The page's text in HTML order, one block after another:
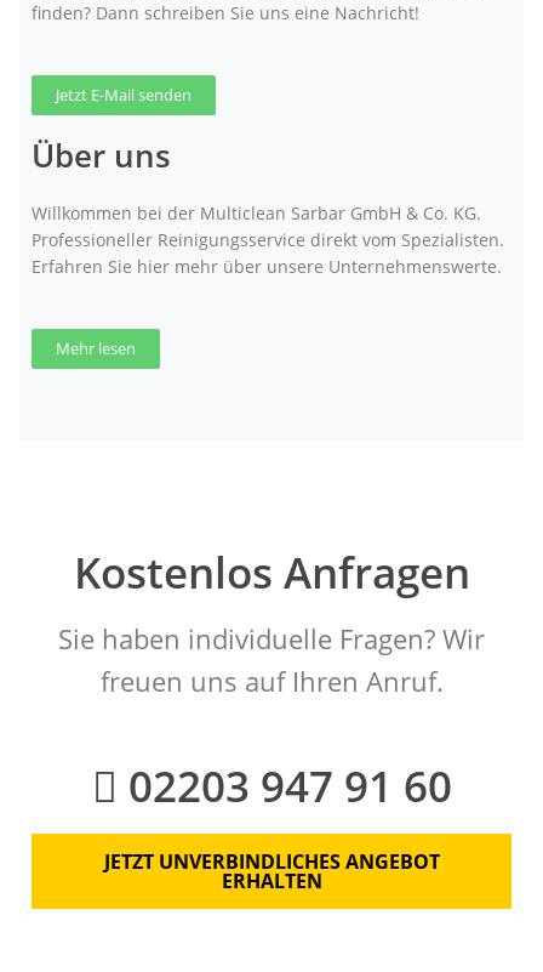
finden? Dann schreiben Sie uns eine Nachricht!
Jetzt E-Mail senden
Über uns
Willkommen bei der Multiclean Sarbar GmbH & Co. KG.
Professioneller Reinigungsservice direkt vom Spezialisten.
Erfahren Sie hier mehr über unsere Unternehmenswerte.
Mehr lesen
Kostenlos Anfragen
Sie haben individuelle Fragen? Wir
freuen uns auf Ihren Anruf.
02203 947 91 60
JETZT UNVERBINDLICHES ANGEBOT
ERHALTEN